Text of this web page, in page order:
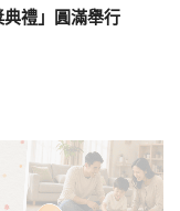
禮」圓滿舉行